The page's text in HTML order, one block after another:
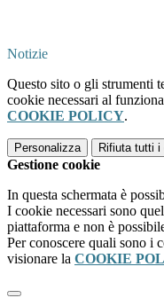
Notizie
Questo sito o gli strumenti
cookie necessari al
COOKIE POLICY.
Personalizza Rifiuta tutti i
Gestione cookie
In questa schermata è
I cookie necessari sono
piattaforma e non è
Per conoscere quali sono i
visionare la COOKIE